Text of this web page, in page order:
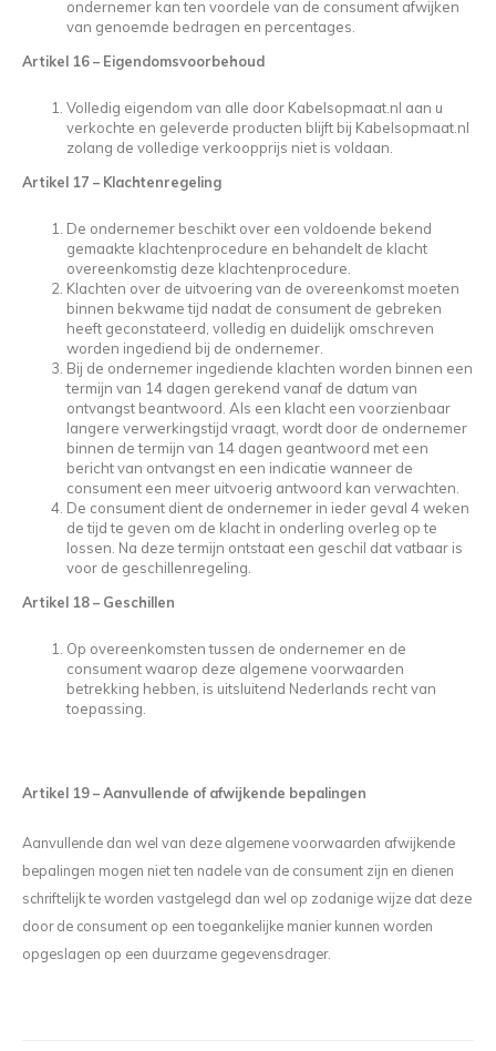
ondernemer kan ten voordele van de consument afwijken
van genoemde bedragen en percentages.
Artikel 16 – Eigendomsvoorbehoud
Volledig eigendom van alle door Kabelsopmaat.nl aan u
verkochte en geleverde producten blijft bij Kabelsopmaat.nl
zolang de volledige verkoopprijs niet is voldaan.
Artikel 17 – Klachtenregeling
De ondernemer beschikt over een voldoende bekend
gemaakte klachtenprocedure en behandelt de klacht
overeenkomstig deze klachtenprocedure.
Klachten over de uitvoering van de overeenkomst moeten
binnen bekwame tijd nadat de consument de gebreken
heeft geconstateerd, volledig en duidelijk omschreven
worden ingediend bij de ondernemer.
Bij de ondernemer ingediende klachten worden binnen een
termijn van 14 dagen gerekend vanaf de datum van
ontvangst beantwoord. Als een klacht een voorzienbaar
langere verwerkingstijd vraagt, wordt door de ondernemer
binnen de termijn van 14 dagen geantwoord met een
bericht van ontvangst en een indicatie wanneer de
consument een meer uitvoerig antwoord kan verwachten.
De consument dient de ondernemer in ieder geval 4 weken
de tijd te geven om de klacht in onderling overleg op te
lossen. Na deze termijn ontstaat een geschil dat vatbaar is
voor de geschillenregeling.
Artikel 18– Geschillen
Op overeenkomsten tussen de ondernemer en de
consument waarop deze algemene voorwaarden
betrekking hebben, is uitsluitend Nederlands recht van
toepassing.
Artikel 19–Aanvullende of afwijkende bepalingen
Aanvullende dan wel van deze algemene voorwaarden afwijkende
bepalingen mogen niet ten nadele van de consument zijn en dienen
schriftelijk te worden vastgelegd dan wel op zodanige wijze dat deze
door de consument op een toegankelijke manier kunnen worden
opgeslagen op een duurzame gegevensdrager.